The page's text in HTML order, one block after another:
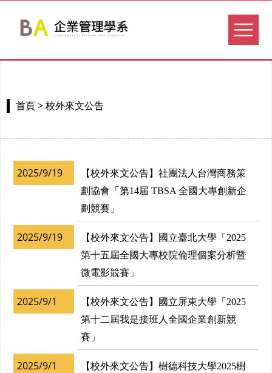
首頁 > 校外來文公告
2025/9/19
【校外來文公告】社團法人台灣商務策
劃協會「第14屆 TBSA 全國大專創新企
劃競賽」
2025/9/19
【校外來文公告】國立臺北大學「2025
第十五屆全國大專校院倫理個案分析暨
微電影競賽」
2025/9/1
【校外來文公告】國立屏東大學「2025
第十二屆我是接班人全國企業創新競
賽」
2025/9/1
【校外來文公告】樹德科技大學2025樹